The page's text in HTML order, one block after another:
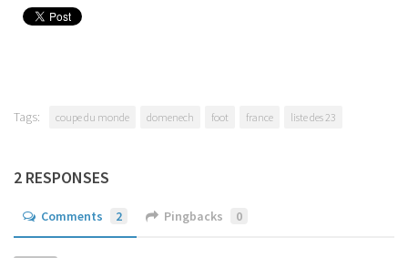
Tags: coupe du monde domenech foot france liste des 23
2 RESPONSES
Comments 2 Pingbacks 0